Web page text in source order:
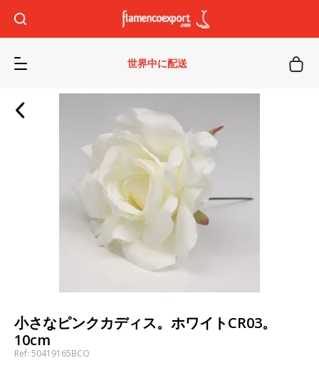
世界中に配送
小さなピンクカディス。ホワイトCR03。
10cm
Ref: 50419165BCO